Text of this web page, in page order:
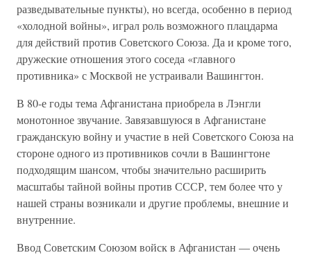
разведывательные пункты), но всегда, особенно в период
«холодной войны», играл роль возможного плацдарма
для действий против Советского Союза. Да и кроме того,
дружеские отношения этого соседа «главного
противника» с Москвой не устраивали Вашингтон.
В 80-е годы тема Афганистана приобрела в Лэнгли
монотонное звучание. Завязавшуюся в Афганистане
гражданскую войну и участие в ней Советского Союза на
стороне одного из противников сочли в Вашингтоне
подходящим шансом, чтобы значительно расширить
масштабы тайной войны против СССР, тем более что у
нашей страны возникали и другие проблемы, внешние и
внутренние.
Ввод Советским Союзом войск в Афганистан — очень